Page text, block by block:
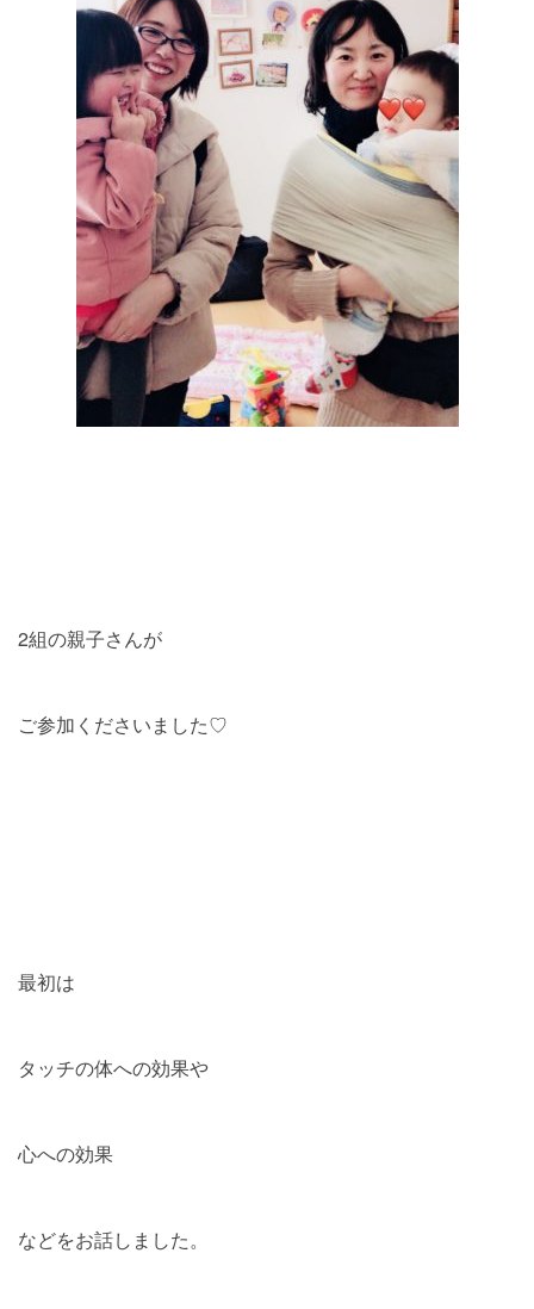
2組の親子さんが
ご参加くださいました♡
最初は
タッチの体への効果や
心への効果
などをお話しました。